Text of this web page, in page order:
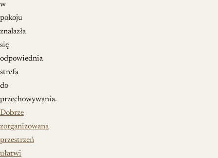
w
pokoju
znalazła
się
odpowiednia
strefa
do
przechowywania.
Dobrze
zorganizowana
przestrzeń
ułatwi